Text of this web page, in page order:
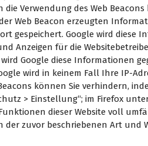
Verwendung des Web
Web Beacon erzeugten
gespeichert. Google wird
Anzeigen für die
Google diese Informationen
wird in keinem Fall Ihre IP-
können Sie verhindern,
> Einstellung“; im Firefox
dieser Website voll
der zuvor beschriebenen Art und